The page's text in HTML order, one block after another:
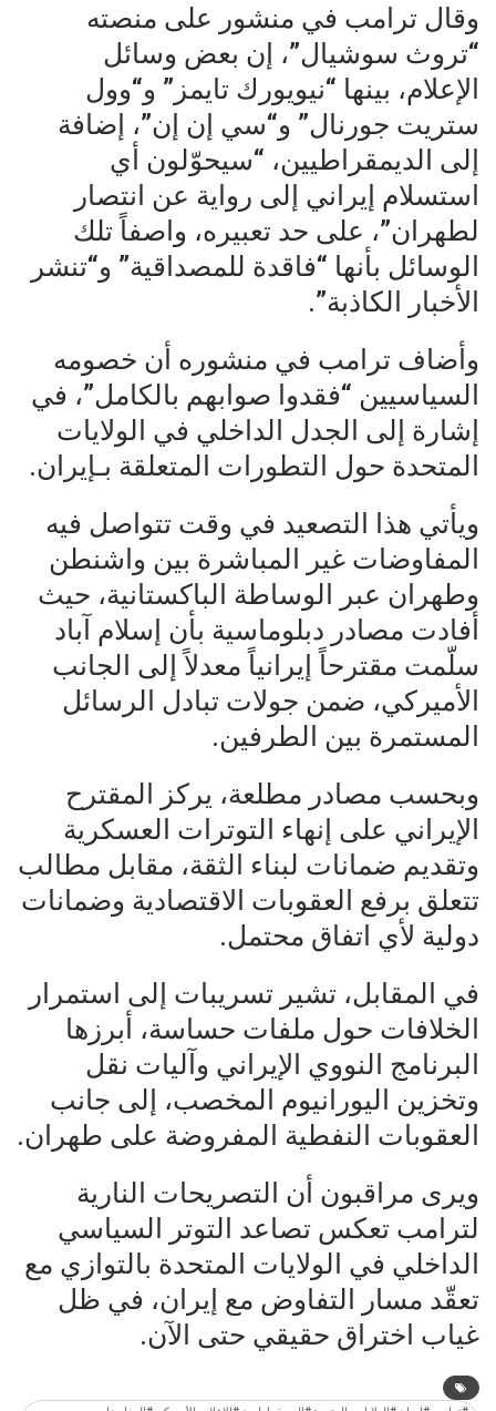
وقال ترامب في منشور على منصته
“تروث سوشيال”، إن بعض وسائل
الإعلام، بينها “نيويورك تايمز” و“وول
ستريت جورنال” و“سي إن إن”، إضافة
إلى الديمقراطيين، “سيحوّلون أي
استسلام إيراني إلى رواية عن انتصار
لطهران”، على حد تعبيره، واصفاً تلك
الوسائل بأنها “فاقدة للمصداقية” و“تنشر
الأخبار الكاذبة”.
وأضاف ترامب في منشوره أن خصومه
السياسيين “فقدوا صوابهم بالكامل”، في
إشارة إلى الجدل الداخلي في الولايات
المتحدة حول التطورات المتعلقة بـإيران.
ويأتي هذا التصعيد في وقت تتواصل فيه
المفاوضات غير المباشرة بين واشنطن
وطهران عبر الوساطة الباكستانية، حيث
أفادت مصادر دبلوماسية بأن إسلام آباد
سلّمت مقترحاً إيرانياً معدلاً إلى الجانب
الأميركي، ضمن جولات تبادل الرسائل
المستمرة بين الطرفين.
وبحسب مصادر مطلعة، يركز المقترح
الإيراني على إنهاء التوترات العسكرية
وتقديم ضمانات لبناء الثقة، مقابل مطالب
تتعلق برفع العقوبات الاقتصادية وضمانات
دولية لأي اتفاق محتمل.
في المقابل، تشير تسريبات إلى استمرار
الخلافات حول ملفات حساسة، أبرزها
البرنامج النووي الإيراني وآليات نقل
وتخزين اليورانيوم المخصب، إلى جانب
العقوبات النفطية المفروضة على طهران.
ويرى مراقبون أن التصريحات النارية
لترامب تعكس تصاعد التوتر السياسي
الداخلي في الولايات المتحدة بالتوازي مع
تعقّد مسار التفاوض مع إيران، في ظل
غياب اختراق حقيقي حتى الآن.